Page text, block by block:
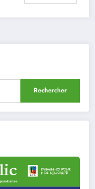
Rechercher